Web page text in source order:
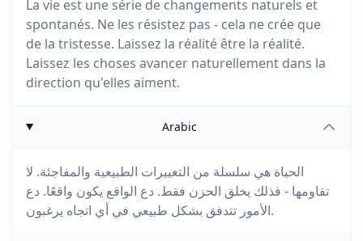
La vie est une série de changements naturels et
spontanés. Ne les résistez pas - cela ne crée que
de la tristesse. Laissez la réalité être la réalité.
Laissez les choses avancer naturellement dans la
direction qu'elles aiment.
Arabic
الحياة هي سلسلة من التغييرات الطبيعية والمفاجئة. لا
تقاومها - فذلك يخلق الحزن فقط. دع الواقع يكون واقعًا. دع
الأمور تتدفق بشكل طبيعي في أي اتجاه يرغبون.